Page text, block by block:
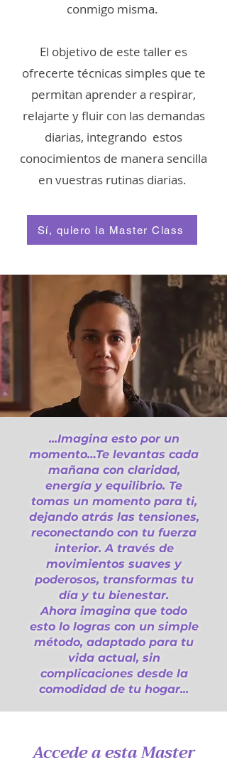
conmigo misma.
El objetivo de este taller es
ofrecerte técnicas simples que te
permitan aprender a respirar,
relajarte y fluir con las demandas
diarias, integrando estos
conocimientos de manera sencilla
en vuestras rutinas diarias.
Sí, quiero la Master Class
...Imagina esto por un
momento…Te levantas cada
mañana con claridad,
energía y equilibrio. Te
tomas un momento para ti,
dejando atrás las tensiones,
reconectando con tu fuerza
interior. A través de
movimientos suaves y
poderosos, transformas tu
día y tu bienestar.
Ahora imagina que todo
esto lo logras con un simple
método, adaptado para tu
vida actual, sin
complicaciones desde la
comodidad de tu hogar...
Accede a esta Master